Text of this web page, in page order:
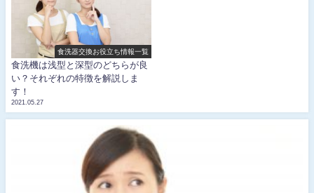
食洗器交換お役立ち情報一覧
食洗機は浅型と深型のどちらが良
い？それぞれの特徴を解説しま
す！
2021.05.27